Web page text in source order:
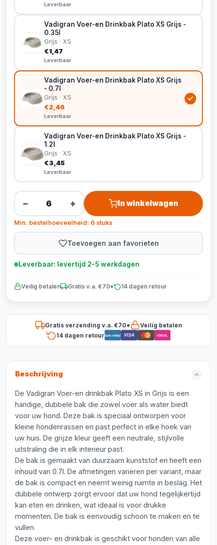
Leverbaar
Vadigran Voer-en Drinkbak Plato XS Grijs -
0.35l
Grijs · XS
€1,47
Leverbaar
Vadigran Voer-en Drinkbak Plato XS Grijs
- 0.7l
Grijs · XS
€2,46
Leverbaar
Vadigran Voer-en Drinkbak Plato XS Grijs -
1.2l
Grijs · XS
€3,45
Leverbaar
− + In winkelwagen
Min. bestelhoeveelheid: 6 stuks
Toevoegen aan favorieten
Leverbaar: levertijd 2-5 werkdagen
Veilig betalen Gratis v.a. €70* 14 dagen retour
Gratis verzending v.a. €70*
Veilig betalen
14 dagen retourBancontact VISA iDEAL
Beschrijving
De Vadigran Voer-en drinkbak Plato XS in Grijs is een
handige, dubbele bak die zowel voer als water biedt
voor uw hond. Deze bak is speciaal ontworpen voor
kleine hondenrassen en past perfect in elke hoek van
uw huis. De grijze kleur geeft een neutrale, stijlvolle
uitstraling die in elk interieur past.
De bak is gemaakt van duurzaam kunststof en heeft een
inhoud van 0.7l. De afmetingen variëren per variant, maar
de bak is compact en neemt weinig ruimte in beslag. Het
dubbele ontwerp zorgt ervoor dat uw hond tegelijkertijd
kan eten en drinken, wat ideaal is voor drukke
momenten. De bak is eenvoudig schoon te maken en te
vullen.
Deze voer- en drinkbak is geschikt voor honden van alle